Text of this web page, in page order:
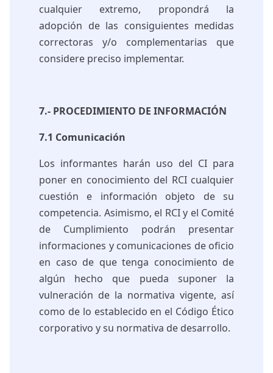
cualquier extremo, propondrá la
adopción de las consiguientes medidas
correctoras y/o complementarias que
considere preciso implementar.
7.- PROCEDIMIENTO DE INFORMACIÓN
7.1 Comunicación
Los informantes harán uso del CI para
poner en conocimiento del RCI cualquier
cuestión e información objeto de su
competencia. Asimismo, el RCI y el Comité
de Cumplimiento podrán presentar
informaciones y comunicaciones de oficio
en caso de que tenga conocimiento de
algún hecho que pueda suponer la
vulneración de la normativa vigente, así
como de lo establecido en el Código Ético
corporativo y su normativa de desarrollo.